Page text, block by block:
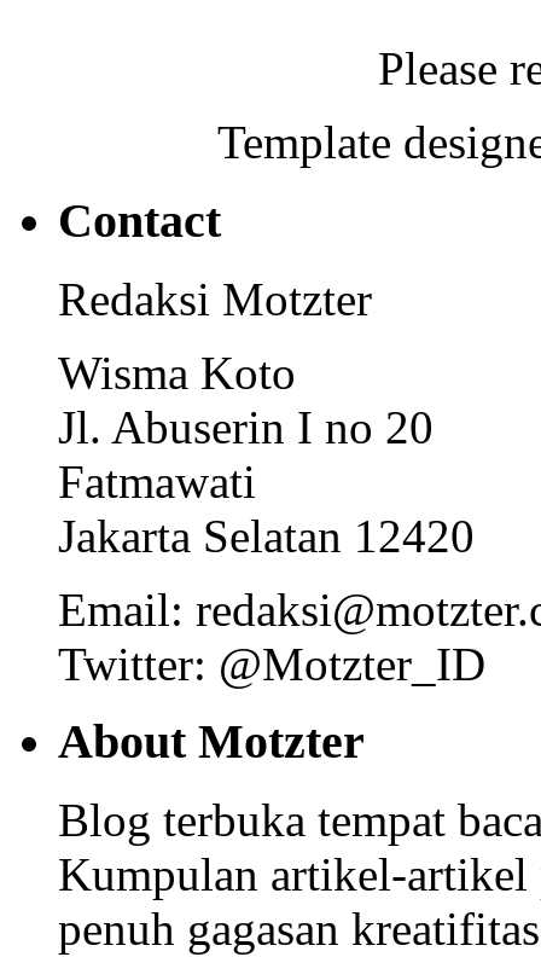
Please
Template
Contact
Redaksi Motzter
Wisma Koto
Jl. Abuserin I no 20
Fatmawati
Jakarta Selatan 12420
Email:
Twitter: @Motzter_ID
About Motzter
Blog terbuka tempat
Kumpulan artikel-artikel
penuh gagasan